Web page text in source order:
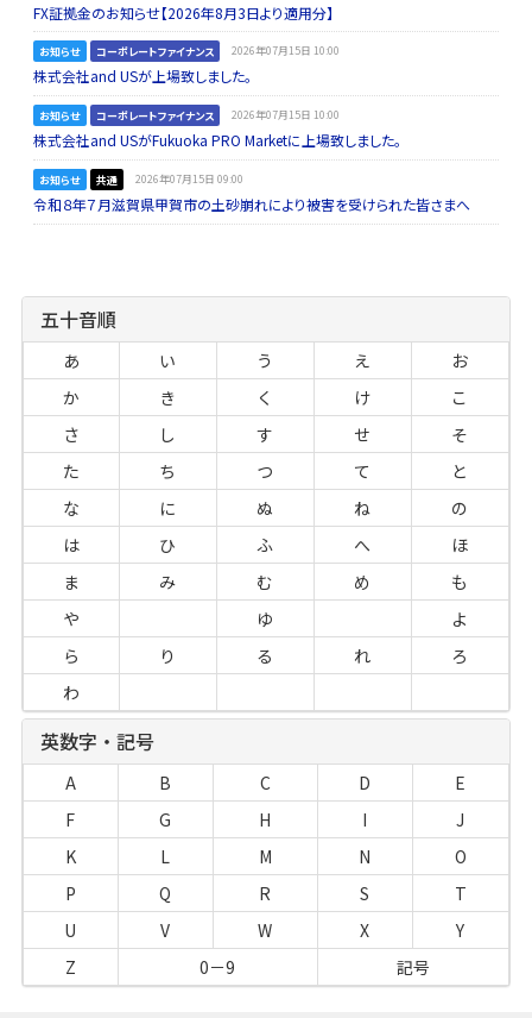
FX証拠金のお知らせ【2026年8月3日より適用分】
お知らせ コーポレートファイナンス 2026年07月15日 10:00
株式会社and USが上場致しました。
お知らせ コーポレートファイナンス 2026年07月15日 10:00
株式会社and USがFukuoka PRO Marketに上場致しました。
お知らせ 共通 2026年07月15日 09:00
令和８年７月滋賀県甲賀市の土砂崩れにより被害を受けられた皆さまへ
五十音順
あ い う え
お
か
き く け
こ
さ
し す せ
そ
た
ち つ て
と
な
に ぬ ね
の
は
ひ ふ へ
ほ
ま
み む め
も
や
ゆ
よ
ら
り る れ
ろ
わ
英数字・記号
A B C D
E
F
G H I
J
K
L M N
O
P
Q R S
T
U
V W X
Y
Z
0－9 記号